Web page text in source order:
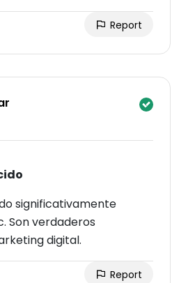
Report
significativamente
Son verdaderos
digital.
Report